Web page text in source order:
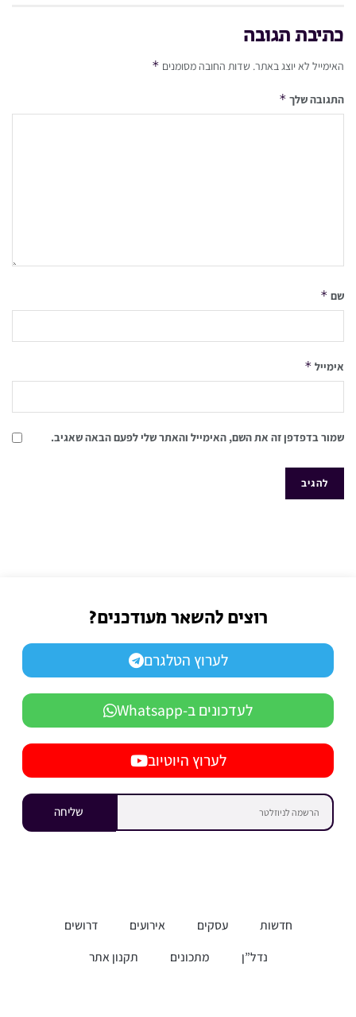
כתיבת תגובה
האימייל לא יוצג באתר. שדות החובה מסומנים *
התגובה שלך *
שם *
אימייל *
שמור בדפדפן זה את השם, האימייל והאתר שלי לפעם הבאה שאגיב.
רוצים להשאר מעודכנים?
לערוץ הטלגרם
לעדכונים ב-Whatsapp
לערוץ היוטיוב
שליחה
חדשות עסקים אירועים
דרושים
נדל”ן
מתכונים תקנון אתר